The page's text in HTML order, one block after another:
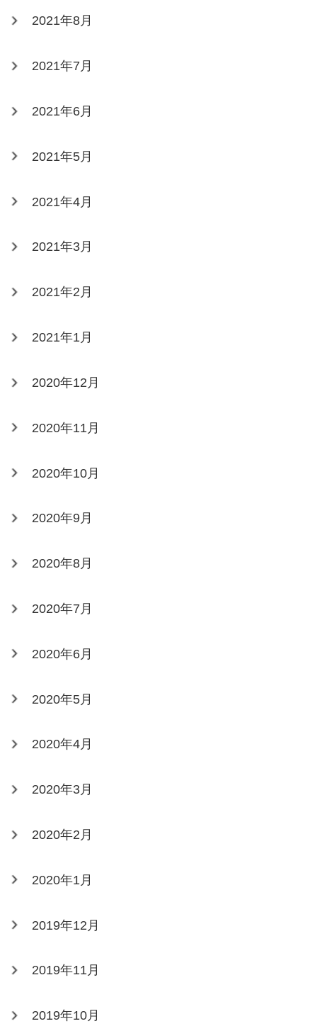
2021年8月
2021年7月
2021年6月
2021年5月
2021年4月
2021年3月
2021年2月
2021年1月
2020年12月
2020年11月
2020年10月
2020年9月
2020年8月
2020年7月
2020年6月
2020年5月
2020年4月
2020年3月
2020年2月
2020年1月
2019年12月
2019年11月
2019年10月